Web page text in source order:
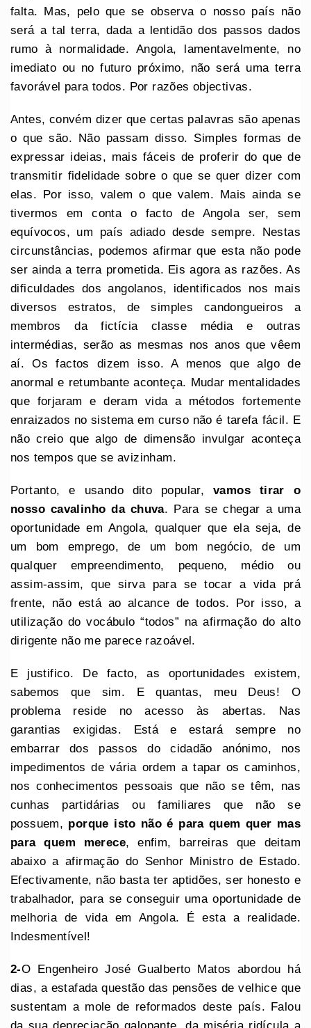
falta. Mas, pelo que se observa o nosso país não
será a tal terra, dada a lentidão dos passos dados
rumo à normalidade. Angola, lamentavelmente, no
imediato ou no futuro próximo, não será uma terra
favorável para todos. Por razões objectivas.
Antes, convém dizer que certas palavras são apenas
o que são. Não passam disso. Simples formas de
expressar ideias, mais fáceis de proferir do que de
transmitir fidelidade sobre o que se quer dizer com
elas. Por isso, valem o que valem. Mais ainda se
tivermos em conta o facto de Angola ser, sem
equívocos, um país adiado desde sempre. Nestas
circunstâncias, podemos afirmar que esta não pode
ser ainda a terra prometida. Eis agora as razões. As
dificuldades dos angolanos, identificados nos mais
diversos estratos, de simples candongueiros a
membros da fictícia classe média e outras
intermédias, serão as mesmas nos anos que vêem
aí. Os factos dizem isso. A menos que algo de
anormal e retumbante aconteça. Mudar mentalidades
que forjaram e deram vida a métodos fortemente
enraizados no sistema em curso não é tarefa fácil. E
não creio que algo de dimensão invulgar aconteça
nos tempos que se avizinham.
Portanto, e usando dito popular,vamos tirar o
nosso cavalinho da chuva. Para se chegar a uma
oportunidade em Angola, qualquer que ela seja, de
um bom emprego, de um bom negócio, de um
qualquer empreendimento, pequeno, médio ou
assim-assim, que sirva para se tocar a vida prá
frente, não está ao alcance de todos. Por isso, a
utilização do vocábulo “todos” na afirmação do alto
dirigente não me parece razoável.
E justifico. De facto, as oportunidades existem,
sabemos que sim. E quantas, meu Deus! O
problema reside no acesso às abertas. Nas
garantias exigidas. Está e estará sempre no
embarrar dos passos do cidadão anónimo, nos
impedimentos de vária ordem a tapar os caminhos,
nos conhecimentos pessoais que não se têm, nas
cunhas partidárias ou familiares que não se
possuem, porque isto não é para quem quer mas
para quem merece, enfim, barreiras que deitam
abaixo a afirmação do Senhor Ministro de Estado.
Efectivamente, não basta ter aptidões, ser honesto e
trabalhador, para se conseguir uma oportunidade de
melhoria de vida em Angola. É esta a realidade.
Indesmentível!
2-O Engenheiro José Gualberto Matos abordou há
dias, a estafada questão das pensões de velhice que
sustentam a mole de reformados deste país. Falou
da sua depreciação galopante, da miséria ridícula a